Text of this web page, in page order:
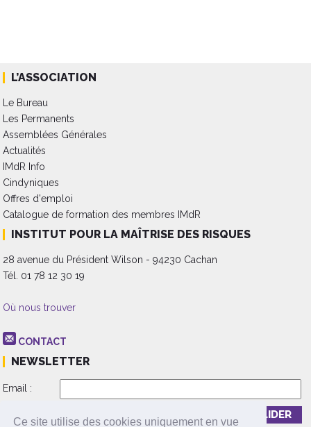
Ce site utilise des cookies uniquement en vue
L’ASSOCIATION
Le Bureau
Les Permanents
Assemblées Générales
Actualités
IMdR Info
Cindyniques
Offres d'emploi
Catalogue de formation des membres IMdR
INSTITUT POUR LA MAÎTRISE DES RISQUES
28 avenue du Président Wilson - 94230 Cachan
Tél. 01 78 12 30 19
Où nous trouver
CONTACT
NEWSLETTER
Email :